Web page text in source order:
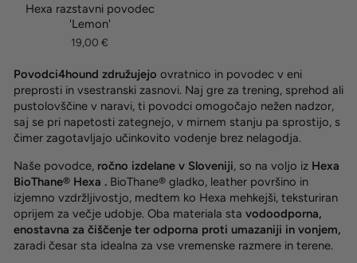
Hexa razstavni povodec
'Lemon'
19,00 €
Povodci4hound združujejo ovratnico in povodec v eni
preprosti in vsestranski zasnovi. Naj gre za trening, sprehod ali
pustolovščine v naravi, ti povodci omogočajo nežen nadzor,
saj se pri napetosti zategnejo, v mirnem stanju pa sprostijo, s
čimer zagotavljajo učinkovito vodenje brez nelagodja.
Naše povodce, ročno izdelane v Sloveniji, so na voljo iz Hexa
BioThane® Hexa . BioThane® gladko, leather površino in
izjemno vzdržljivostjo, medtem ko Hexa mehkejši, teksturiran
oprijem za večje udobje. Oba materiala sta vodoodporna,
enostavna za čiščenje ter odporna proti umazaniji in vonjem,
zaradi česar sta idealna za vse vremenske razmere in terene.